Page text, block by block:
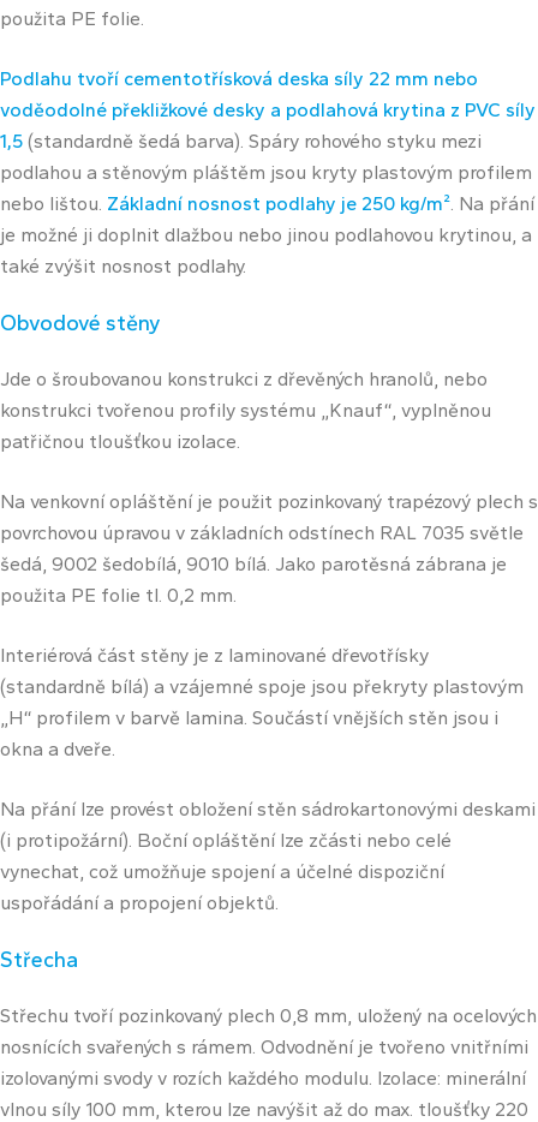
použita PE folie.
Podlahu tvoří cementotřísková deska síly 22 mm nebo
voděodolné překližkové desky a podlahová krytina z PVC síly
1,5 (standardně šedá barva). Spáry rohového styku mezi
podlahou a stěnovým pláštěm jsou kryty plastovým profilem
nebo lištou. Základní nosnost podlahy je 250 kg/m². Na přání
je možné ji doplnit dlažbou nebo jinou podlahovou krytinou, a
také zvýšit nosnost podlahy.
Obvodové stěny
Jde o šroubovanou konstrukci z dřevěných hranolů, nebo
konstrukci tvořenou profily systému „Knauf“, vyplněnou
patřičnou tloušťkou izolace.
Na venkovní opláštění je použit pozinkovaný trapézový plech s
povrchovou úpravou v základních odstínech RAL 7035 světle
šedá, 9002 šedobílá, 9010 bílá. Jako parotěsná zábrana je
použita PE folie tl. 0,2 mm.
Interiérová část stěny je z laminované dřevotřísky
(standardně bílá) a vzájemné spoje jsou překryty plastovým
„H“ profilem v barvě lamina. Součástí vnějších stěn jsou i
okna a dveře.
Na přání lze provést obložení stěn sádrokartonovými deskami
(i protipožární). Boční opláštění lze zčásti nebo celé
vynechat, což umožňuje spojení a účelné dispoziční
uspořádání a propojení objektů.
Střecha
Střechu tvoří pozinkovaný plech 0,8 mm, uložený na ocelových
nosnících svařených s rámem. Odvodnění je tvořeno vnitřními
izolovanými svody v rozích každého modulu. Izolace: minerální
vlnou síly 100 mm, kterou lze navýšit až do max. tloušťky 220